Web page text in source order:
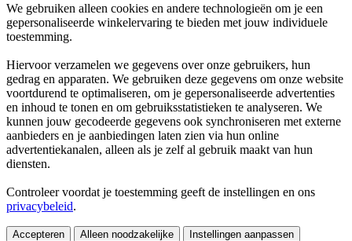
We gebruiken alleen cookies en andere technologieën om je een
gepersonaliseerde winkelervaring te bieden met jouw individuele
toestemming.
Hiervoor verzamelen we gegevens over onze gebruikers, hun
gedrag en apparaten. We gebruiken deze gegevens om onze website
voortdurend te optimaliseren, om je gepersonaliseerde advertenties
en inhoud te tonen en om gebruiksstatistieken te analyseren. We
kunnen jouw gecodeerde gegevens ook synchroniseren met externe
aanbieders en je aanbiedingen laten zien via hun online
advertentiekanalen, alleen als je zelf al gebruik maakt van hun
diensten.
Controleer voordat je toestemming geeft de instellingen en ons
privacybeleid.
Accepteren Alleen noodzakelijke Instellingen aanpassen